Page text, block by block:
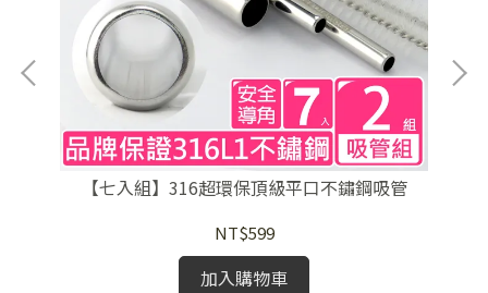
【七入組】316超環保頂級平口不鏽鋼吸管
NT$599
加入購物車